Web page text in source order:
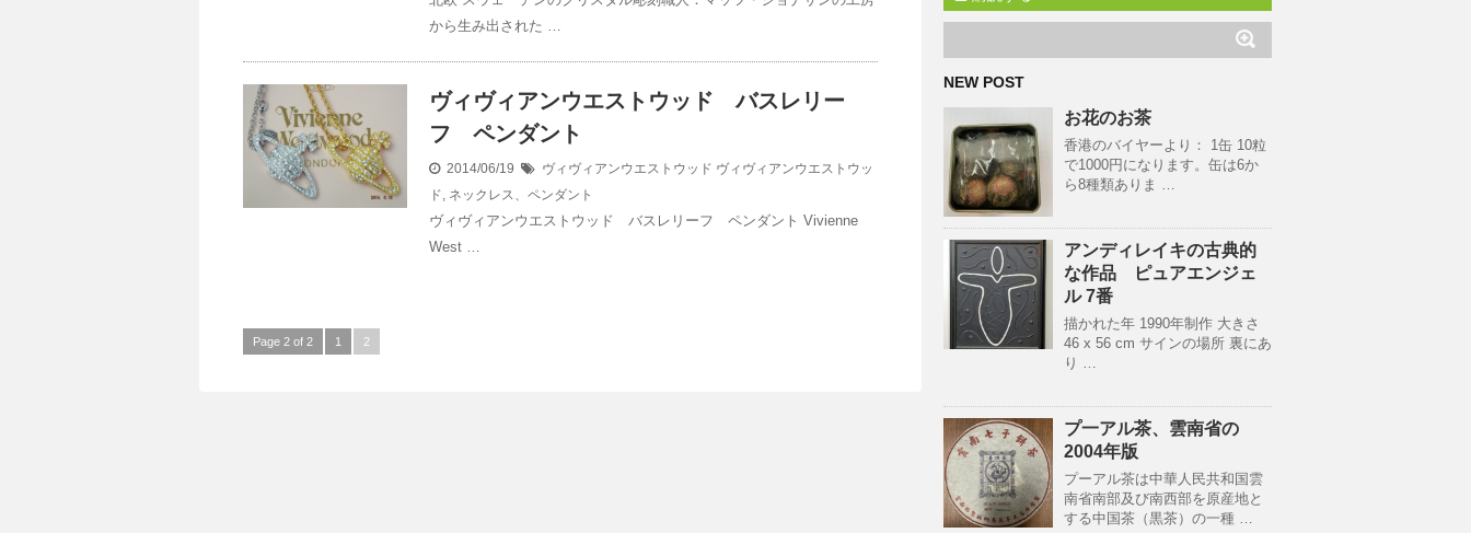
から生み出された …
ヴィヴィアンウエストウッド バスレリー
フ ペンダント
2014/06/19 ヴィヴィアンウエストウッド ヴィヴィアンウエストウッ
ド, ネックレス、ペンダント
ヴィヴィアンウエストウッド バスレリーフ ペンダント Vivienne
West …
Page 2 of 2 1 2
NEW POST
お花のお茶
香港のバイヤーより： 1缶 10粒
で1000円になります。缶は6か
ら8種類ありま …
アンディレイキの古典的
な作品 ピュアエンジェ
ル 7番
描かれた年 1990年制作 大きさ
46 x 56 cm サインの場所 裏にあ
り …
プ一アル茶、雲南省の
2004年版
プーアル茶は中華人民共和国雲
南省南部及び南西部を原産地と
する中国茶（黒茶）の一種 …